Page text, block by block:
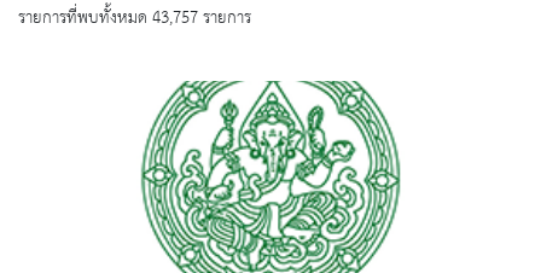
รายการที่พบทั้งหมด 43,757 รายการ